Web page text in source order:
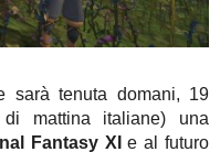
sarà tenuta domani, 19
mattina italiane) una
Fantasy XI e al futuro